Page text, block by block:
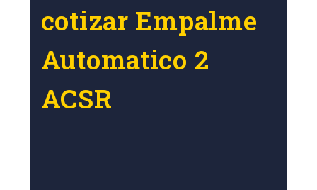
cotizar Empalme
Automatico 2
ACSR